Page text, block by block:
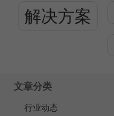
解决方案
文章分类
行业动态